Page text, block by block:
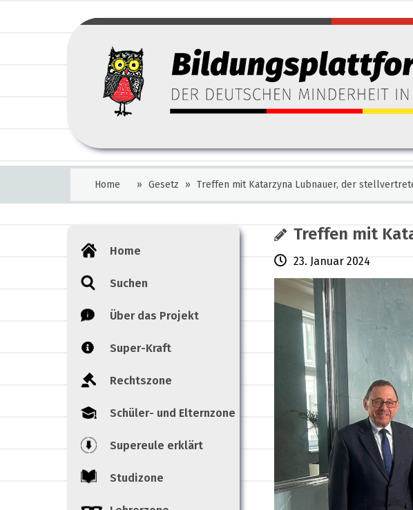
Home » Gesetz » Treffen mit Katarzyna Lubnauer, der
Home
Suchen
Über das Projekt
Super-Kraft
Rechtszone
Schüler- und Elternzone
Supereule erklärt
Studizone
Treffen mit
23. Januar 2024